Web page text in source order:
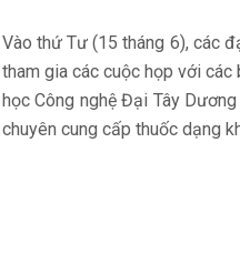
Vào thứ Tư (15 tháng 6), các
tham gia các cuộc họp với
học Công nghệ Đại Tây
chuyên cung cấp thuốc dạng